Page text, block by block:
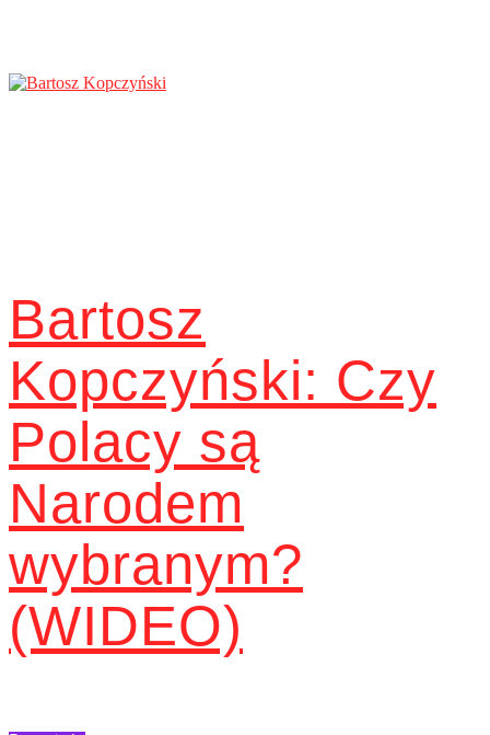
Bartosz
Kopczyński: Czy
Polacy są
Narodem
wybranym?
(WIDEO)